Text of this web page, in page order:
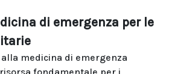
di emergenza per le
medicina di emergenza